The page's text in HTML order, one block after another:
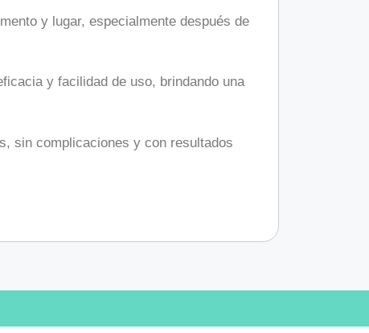
y lugar, especialmente después de
y facilidad de uso, brindando una
sin complicaciones y con resultados